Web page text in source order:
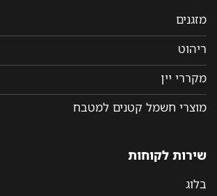
מזגנים
ריהוט
מקררי יין
מוצרי חשמל קטנים למטבח
שירות לקוחות
בלוג